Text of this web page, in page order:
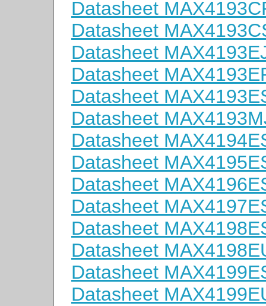
Datasheet
Datasheet
Datasheet
Datasheet
Datasheet
Datasheet
Datasheet
Datasheet
Datasheet
Datasheet
Datasheet
Datasheet
Datasheet
Datasheet